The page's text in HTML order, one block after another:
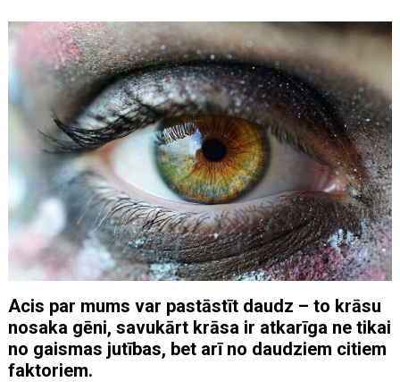
Acis par mums var pastāstīt daudz – to krāsu
nosaka gēni, savukārt krāsa ir atkarīga ne tikai
no gaismas jutības, bet arī no daudziem citiem
faktoriem.